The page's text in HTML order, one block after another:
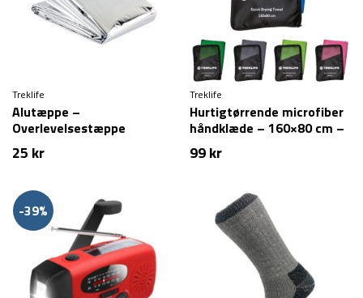
Treklife
Alutæppe –
Overlevelsestæppe
25 kr
Treklife
Hurtigtørrende microfiber
håndklæde – 160×80 cm –
Treklife
99kr
-39%